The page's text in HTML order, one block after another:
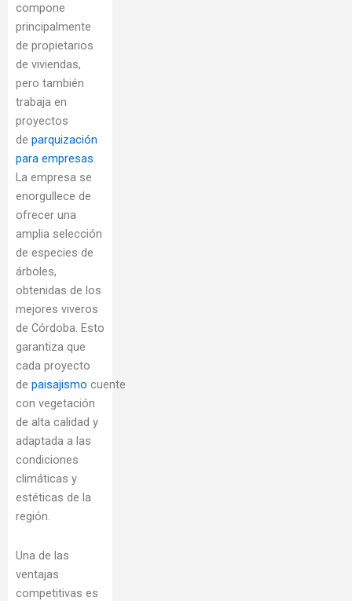
compone
principalmente
de propietarios
de viviendas,
pero también
trabaja en
proyectos
de parquización
para empresas.
La empresa se
enorgullece de
ofrecer una
amplia selección
de especies de
árboles,
obtenidas de los
mejores viveros
de Córdoba. Esto
garantiza que
cada proyecto
de paisajismo cuente
con vegetación
de alta calidad y
adaptada a las
condiciones
climáticas y
estéticas de la
región.
Una de las
ventajas
competitivas es